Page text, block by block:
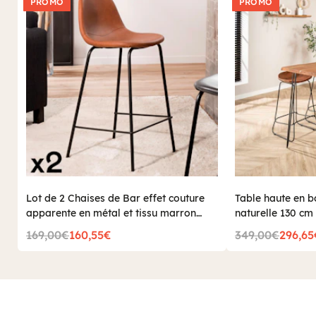
Lot de 2 Chaises de Bar effet couture
apparente en métal et tissu marron
41x45x87cm TIM
169,00€160,55€
Table haute en
naturelle 130 cm
349,00€